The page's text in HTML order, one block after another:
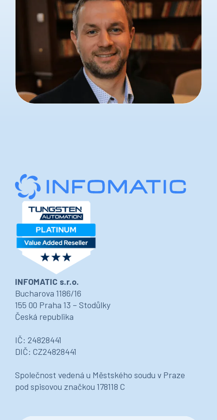
INFOMATIC s.r.o.
Bucharova 1186/16
155 00 Praha 13 – Stodůlky
Česká republika
IČ: 24828441
DIČ: CZ24828441
Společnost vedená u Městského soudu v Praze
pod spisovou značkou 178118 C